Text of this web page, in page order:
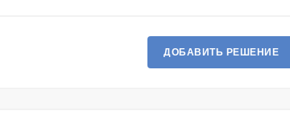
ДОБАВИТЬ РЕШЕНИЕ